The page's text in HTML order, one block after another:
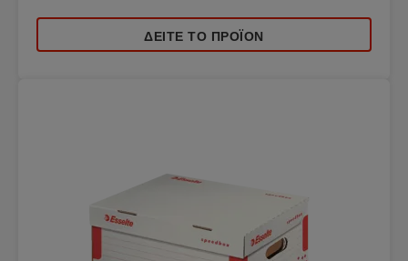
ΔΕΊΤΕ ΤΟ ΠΡΟΪΌΝ